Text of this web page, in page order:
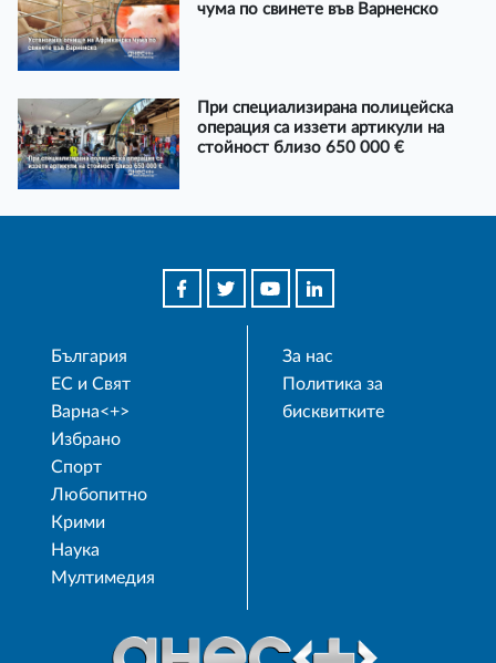
чума по свинете във Варненско
При специализирана полицейска
операция са иззети артикули на
стойност близо 650 000 €
България
ЕС и Свят
Варна<+>
Избрано
Спорт
Любопитно
Крими
Наука
Мултимедия
За нас
Политика за
бисквитките